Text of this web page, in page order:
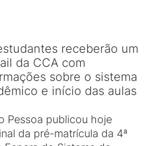
receberão um
da CCA com
sobre o sistema
e início das aulas
Pessoa publicou hoje
da pré-matrícula da 4ª